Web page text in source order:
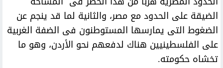
الضيقة على الحدود مع مصر، والثانية لما قد ينجم عن
الضغوط التى يمارسها المستوطنون فى الضفة الغربية
على الفلسطينيين هناك لدفعهم نحو الأردن، وهو ما
تخشاه حكومته.